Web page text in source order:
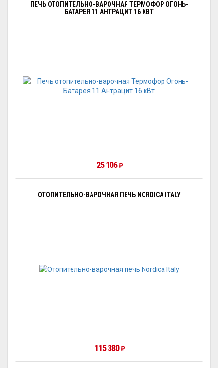
ПЕЧЬ ОТОПИТЕЛЬНО-ВАРОЧНАЯ ТЕРМОФОР ОГОНЬ-
БАТАРЕЯ 11 АНТРАЦИТ 16 КВТ
25 106₽
ОТОПИТЕЛЬНО-ВАРОЧНАЯ ПЕЧЬ NORDICA ITALY
115 380₽